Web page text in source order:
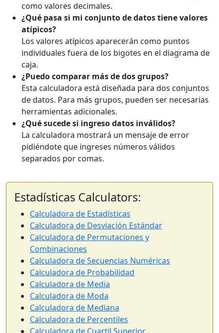
como valores decimales.
¿Qué pasa si mi conjunto de datos tiene valores
atípicos?
Los valores atípicos aparecerán como puntos
individuales fuera de los bigotes en el diagrama de
caja.
¿Puedo comparar más de dos grupos?
Esta calculadora está diseñada para dos conjuntos
de datos. Para más grupos, pueden ser necesarias
herramientas adicionales.
¿Qué sucede si ingreso datos inválidos?
La calculadora mostrará un mensaje de error
pidiéndote que ingreses números válidos
separados por comas.
Estadísticas Calculators:
Calculadora de Estadísticas
Calculadora de Desviación Estándar
Calculadora de Permutaciones y
Combinaciones
Calculadora de Secuencias Numéricas
Calculadora de Probabilidad
Calculadora de Media
Calculadora de Moda
Calculadora de Mediana
Calculadora de Percentiles